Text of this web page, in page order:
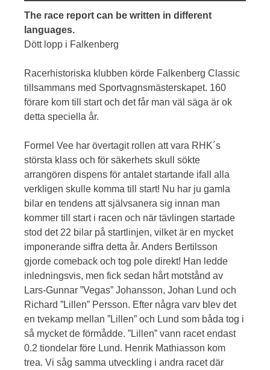
The race report can be written in different
languages.
Dött lopp i Falkenberg
Racerhistoriska klubben körde Falkenberg Classic
tillsammans med Sportvagnsmästerskapet. 160
förare kom till start och det får man väl säga är ok
detta speciella år.
Formel Vee har övertagit rollen att vara RHK´s
största klass och för säkerhets skull sökte
arrangören dispens för antalet startande ifall alla
verkligen skulle komma till start! Nu har ju gamla
bilar en tendens att självsanera sig innan man
kommer till start i racen och när tävlingen startade
stod det 22 bilar på startlinjen, vilket är en mycket
imponerande siffra detta år. Anders Bertilsson
gjorde comeback och tog pole direkt! Han ledde
inledningsvis, men fick sedan hårt motstånd av
Lars-Gunnar ”Vegas” Johansson, Johan Lund och
Richard ”Lillen” Persson. Efter några varv blev det
en tvekamp mellan ”Lillen” och Lund som båda tog i
så mycket de förmådde. ”Lillen” vann racet endast
0.2 tiondelar före Lund. Henrik Mathiasson kom
trea. Vi såg samma utveckling i andra racet där